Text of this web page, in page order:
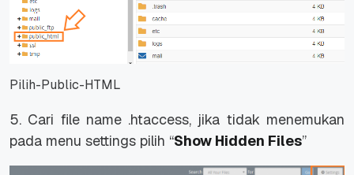
Pilih-Public-HTML
5. Cari file name .htaccess, jika tidak menemukan
pada menu settings pilih “Show Hidden Files”